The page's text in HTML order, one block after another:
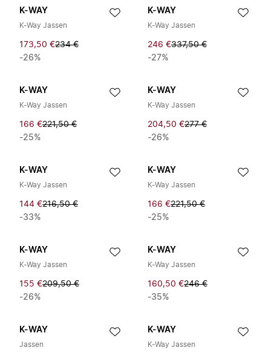
K-WAY
K-Way Jassen
173,50 €234 €
-26%
K-WAY
K-Way Jassen
246 €337,50 €
-27%
K-WAY
K-Way Jassen
166 €221,50 €
-25%
K-WAY
K-Way Jassen
204,50 €277 €
-26%
K-WAY
K-Way Jassen
144 €216,50 €
-33%
K-WAY
K-Way Jassen
166 €221,50 €
-25%
K-WAY
K-Way Jassen
155 €209,50 €
-26%
K-WAY
K-Way Jassen
160,50 €246 €
-35%
K-WAY
Jassen
K-WAY
K-Way Jassen